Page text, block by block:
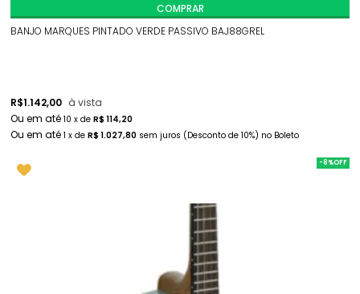
BANJO MARQUES PINTADO VERDE PASSIVO BAJ88GREL
R$1.142,00 à vista
10 x de R$ 114,20
1 x de R$ 1.027,80 sem juros (Desconto de 10%) no Boleto
COMPRAR
-8%